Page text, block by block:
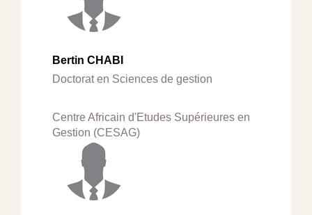
Bertin CHABI
Doctorat en Sciences de gestion
Centre Africain d'Etudes Supérieures en
Gestion (CESAG)